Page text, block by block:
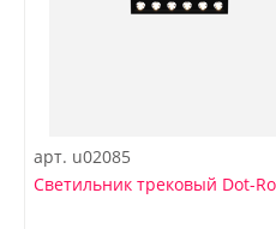
арт. u02085
Светильник трековый Dot-